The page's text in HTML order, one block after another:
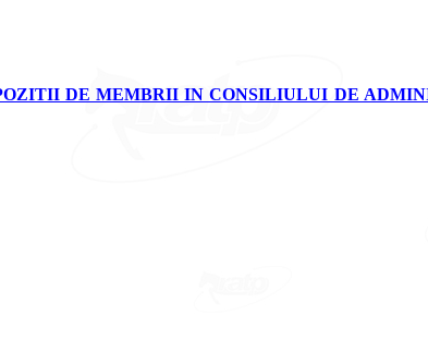
DE MEMBRII IN CONSILIULUI DE